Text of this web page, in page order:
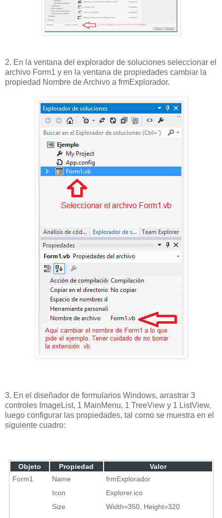
2. En la ventana del explorador de soluciones seleccionar el
archivo Form1 y en la ventana de propiedades cambiar la
propiedad Nombre de Archivo a frmExplorador.
3. En el diseñador de formularios Windows, arrastrar 3
controles ImageList, 1 MainMenu, 1 TreeView y 1 ListView,
luego configurar las propiedades, tal como se muestra en el
siguiente cuadro:
Objeto Propiedad
Valor
Form1
Name
frmExplorador
Icon
Explorer.ico
Size
Width=350, Height=320